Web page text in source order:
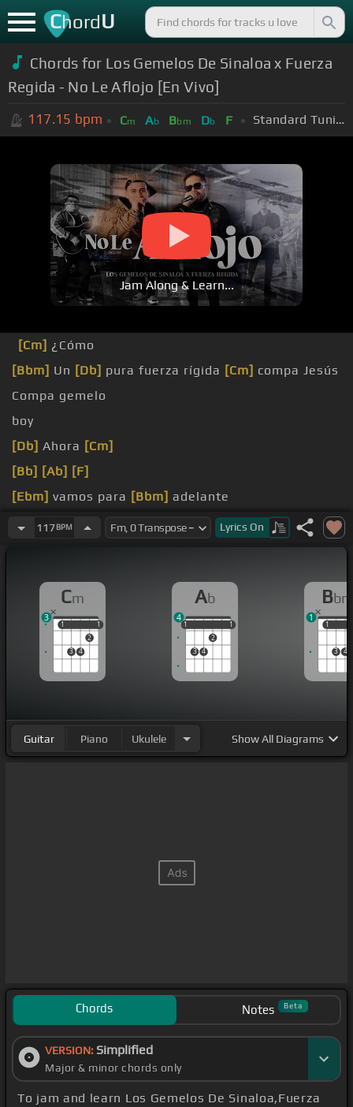
ChordU
Chords for Los Gemelos De Sinaloa x Fuerza
Regida - No Le Aflojo [En Vivo]
117.15 bpm Cm Ab Bbm Db F Standard Tuning (EADGBE)
Jam Along & Learn...
[Cm] ¿Cómo
[Bbm] Un [Db] pura fuerza rígida [Cm] compa Jesús
Compa gemelo
boy
[Db] Ahora [Cm]
[Bb] [Ab] [F]
[Ebm] vamos para [Bbm] adelante
Ahora no
doy paso
para atrás
para nadie
117BPM Lyrics On
Cm
1
3 4
2
1
1 1
3
Ab
1
3 4
2
1
1 1
4
Bbm
1
3 4
1
1
Guitar Piano Ukulele ShowAll Diagrams
Chords Notes Beta
VERSION: Simplified
Major & minor chords only
To jam and learn Los Gemelos De Sinaloa,Fuerza